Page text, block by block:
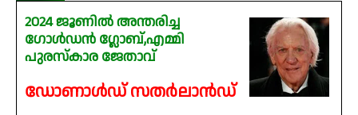
2024 ജൂണിൽ അന്തരിച്ച
ഗോൾഡൻ ഗ്ലോബ്,എമ്മി
പുരസ്കാര ജേതാവ്
ഡോണാൾഡ് സതർലാൻഡ്